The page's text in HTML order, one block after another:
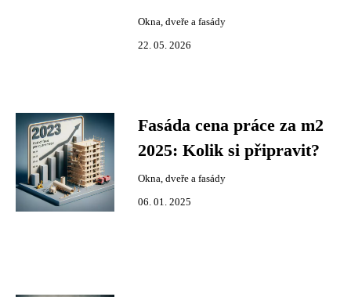
Okna, dveře a fasády
22. 05. 2026
Fasáda cena práce za m2
2025: Kolik si připravit?
Okna, dveře a fasády
06. 01. 2025